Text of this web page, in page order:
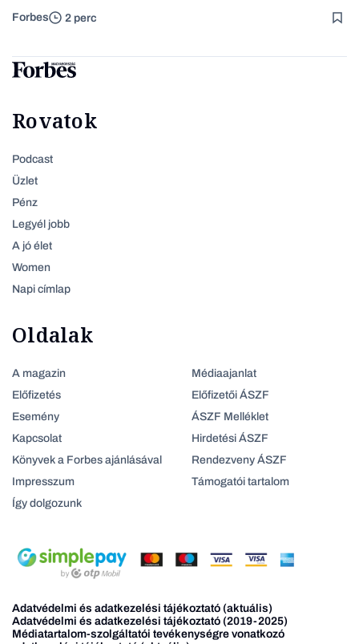
Forbes 2 perc
Rovatok
Podcast
Üzlet
Pénz
Legyél jobb
A jó élet
Women
Napi címlap
Oldalak
A magazin
Előfizetés
Esemény
Kapcsolat
Könyvek a Forbes ajánlásával
Impresszum
Így dolgozunk
Médiaajanlat
Előfizetői ÁSZF
ÁSZF Melléklet
Hirdetési ÁSZF
Rendezveny ÁSZF
Támogatói tartalom
Adatvédelmi és adatkezelési tájékoztató (aktuális)
Adatvédelmi és adatkezelési tájékoztató (2019-2025)
Médiatartalom-szolgáltatói tevékenységre vonatkozó